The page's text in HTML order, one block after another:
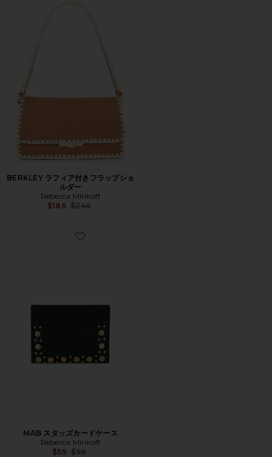
BERKLEY ラフィア付きフラップショ
ルダー
Rebecca Minkoff
$186 Previous price:
$248
Favorite MAB スタッズカードケース
MAB スタッズカードケース
Rebecca Minkoff
$59 Previous price:
$98